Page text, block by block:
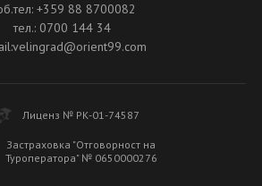
+359 88 8700082
тел.: 0700 144 34
Лиценз № РК-01-74587
Застраховка "Отговорност на
Туроператора" № 0650000276